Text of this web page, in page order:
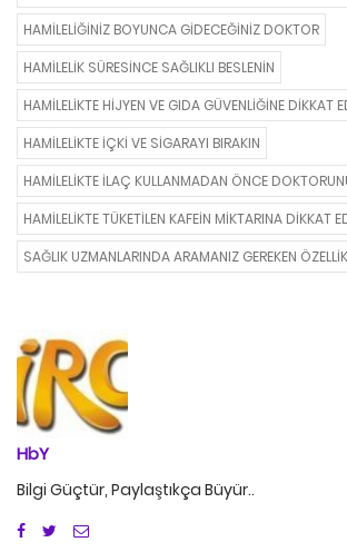
HAMILELIĞINIZ BOYUNCA GIDECEĞINIZ DOKTOR
HAMILELIK SÜRESINCE SAĞLIKLI BESLENIN
HAMILELIKTE HIJYEN VE GIDA GÜVENLIĞINE DIKKAT
HAMILELIKTE İÇKI VE SIGARAYI BIRAKIN
HAMILELIKTE İLAÇ KULLANMADAN ÖNCE
HAMILELIKTE TÜKETILEN KAFEIN MIKTARINA DIKKAT
SAĞLIK UZMANLARINDA ARAMANIZ GEREKEN
HbY
Bilgi Güçtür, Paylaştıkça Büyür..